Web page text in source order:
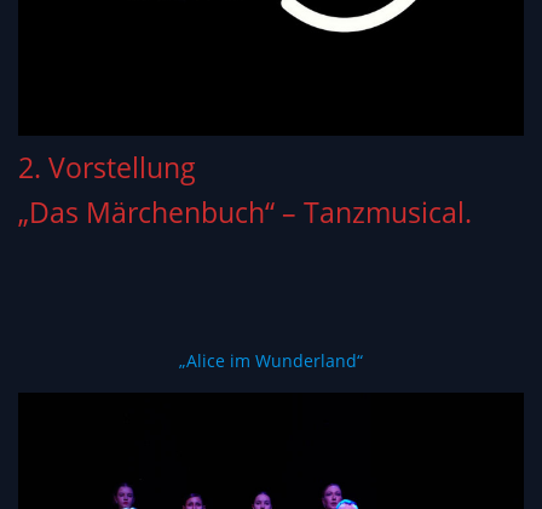
2. Vorstellung
„Das Märchenbuch“ – Tanzmusical.
„Alice im Wunderland“